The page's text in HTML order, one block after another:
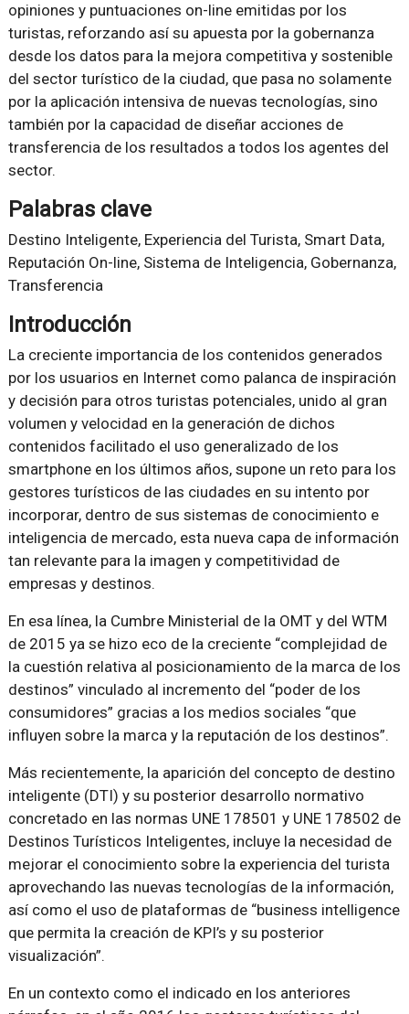
opiniones y puntuaciones on-line emitidas por los
turistas, reforzando así su apuesta por la gobernanza
desde los datos para la mejora competitiva y sostenible
del sector turístico de la ciudad, que pasa no solamente
por la aplicación intensiva de nuevas tecnologías, sino
también por la capacidad de diseñar acciones de
transferencia de los resultados a todos los agentes del
sector.
Palabras clave
Destino Inteligente, Experiencia del Turista, Smart Data,
Reputación On-line, Sistema de Inteligencia, Gobernanza,
Transferencia
Introducción
La creciente importancia de los contenidos generados
por los usuarios en Internet como palanca de inspiración
y decisión para otros turistas potenciales, unido al gran
volumen y velocidad en la generación de dichos
contenidos facilitado el uso generalizado de los
smartphone en los últimos años, supone un reto para los
gestores turísticos de las ciudades en su intento por
incorporar, dentro de sus sistemas de conocimiento e
inteligencia de mercado, esta nueva capa de información
tan relevante para la imagen y competitividad de
empresas y destinos.
En esa línea, la Cumbre Ministerial de la OMT y del WTM
de 2015 ya se hizo eco de la creciente “complejidad de
la cuestión relativa al posicionamiento de la marca de los
destinos” vinculado al incremento del “poder de los
consumidores” gracias a los medios sociales “que
influyen sobre la marca y la reputación de los destinos”.
Más recientemente, la aparición del concepto de destino
inteligente (DTI) y su posterior desarrollo normativo
concretado en las normas UNE 178501 y UNE 178502 de
Destinos Turísticos Inteligentes, incluye la necesidad de
mejorar el conocimiento sobre la experiencia del turista
aprovechando las nuevas tecnologías de la información,
así como el uso de plataformas de “business intelligence
que permita la creación de KPI’s y su posterior
visualización”.
En un contexto como el indicado en los anteriores